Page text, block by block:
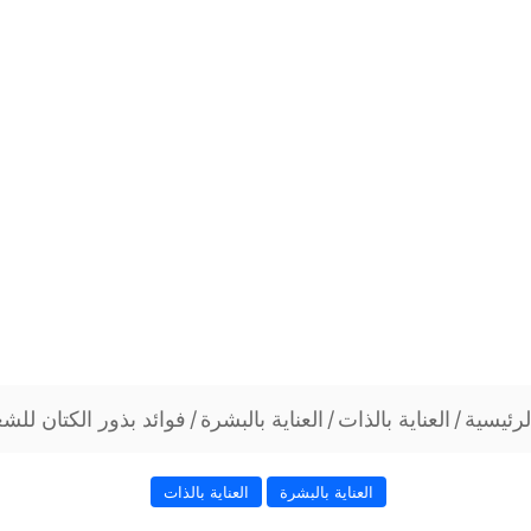
/ العناية بالذات/ العناية بالبشرة/ فوائد بذور الكتان
العناية بالبشرة العناية بالذات